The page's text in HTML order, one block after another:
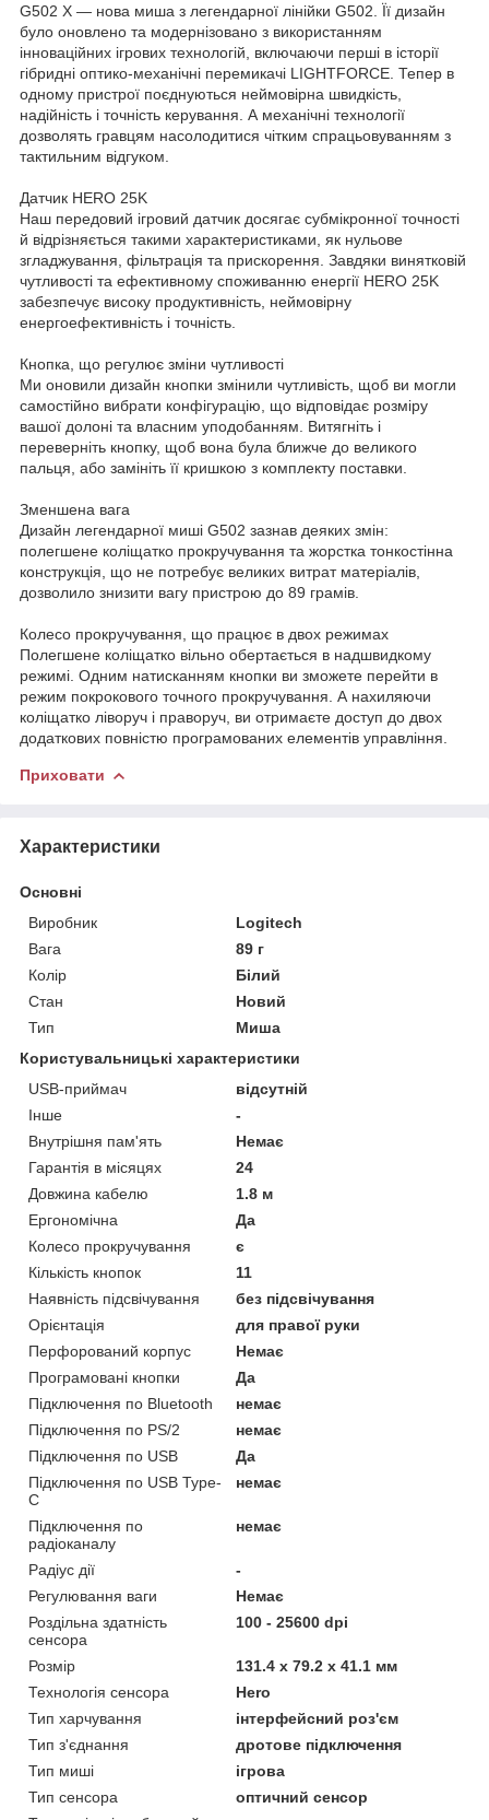
G502 X — нова миша з легендарної лінійки G502. Її дизайн
було оновлено та модернізовано з використанням
інноваційних ігрових технологій, включаючи перші в історії
гібридні оптико-механічні перемикачі LIGHTFORCE. Тепер в
одному пристрої поєднуються неймовірна швидкість,
надійність і точність керування. А механічні технології
дозволять гравцям насолодитися чітким спрацьовуванням з
тактильним відгуком.
Датчик HERO 25K
Наш передовий ігровий датчик досягає субмікронної точності
й відрізняється такими характеристиками, як нульове
згладжування, фільтрація та прискорення. Завдяки винятковій
чутливості та ефективному споживанню енергії HERO 25K
забезпечує високу продуктивність, неймовірну
енергоефективність і точність.
Кнопка, що регулює зміни чутливості
Ми оновили дизайн кнопки змінили чутливість, щоб ви могли
самостійно вибрати конфігурацію, що відповідає розміру
вашої долоні та власним уподобанням. Витягніть і
переверніть кнопку, щоб вона була ближче до великого
пальця, або замініть її кришкою з комплекту поставки.
Зменшена вага
Дизайн легендарної миші G502 зазнав деяких змін:
полегшене коліщатко прокручування та жорстка тонкостінна
конструкція, що не потребує великих витрат матеріалів,
дозволило знизити вагу пристрою до 89 грамів.
Колесо прокручування, що працює в двох режимах
Полегшене коліщатко вільно обертається в надшвидкому
режимі. Одним натисканням кнопки ви зможете перейти в
режим покрокового точного прокручування. А нахиляючи
коліщатко ліворуч і праворуч, ви отримаєте доступ до двох
додаткових повністю програмованих елементів управління.
Приховати
Характеристики
Основні
Виробник
Logitech
Вага
89 г
Колір
Білий
Стан
Новий
Тип
Миша
Користувальницькі характеристики
USB-приймач
відсутній
Інше
-
Внутрішня пам'ять
Немає
Гарантія в місяцях
24
Довжина кабелю
1.8 м
Ергономічна
Да
Колесо прокручування
є
Кількість кнопок
11
Наявність підсвічування
без підсвічування
Орієнтація
для правої руки
Перфорований корпус
Немає
Програмовані кнопки
Да
Підключення по Bluetooth
немає
Підключення по PS/2
немає
Підключення по USB
Да
Підключення по USB Type-
C
немає
Підключення по
радіоканалу
немає
Радіус дії
-
Регулювання ваги
Немає
Роздільна здатність
сенсора
100 - 25600 dpi
Розмір
131.4 х 79.2 х 41.1 мм
Технологія сенсора
Hero
Тип харчування
інтерфейсний роз'єм
Тип з'єднання
дротове підключення
Тип миші
ігрова
Тип сенсора
оптичний сенсор